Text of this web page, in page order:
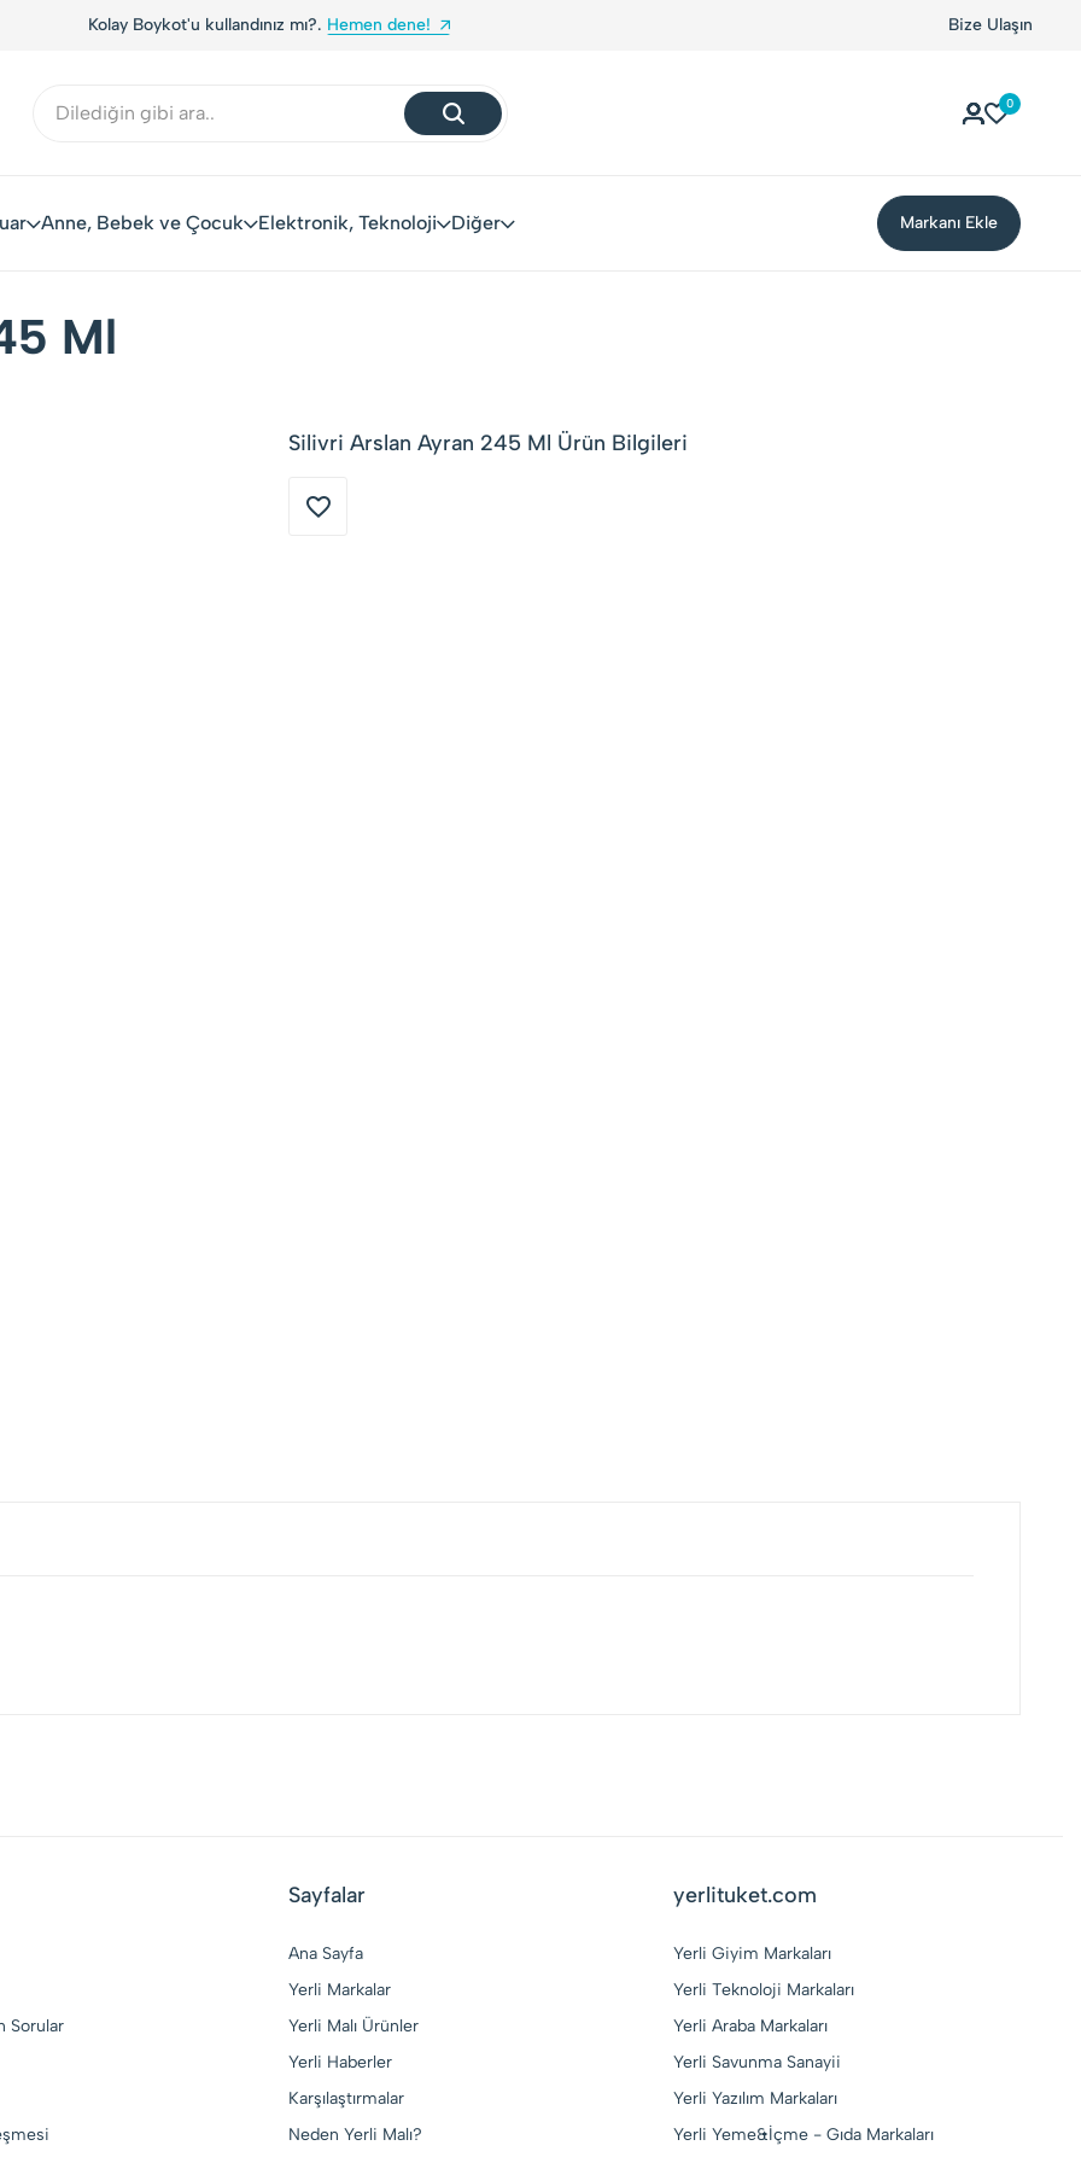
Kolay Boykot'u kullandınız mı?. Hemen dene! Bize Ulaşın
0
Anne, Bebek ve Çocuk Elektronik, Teknoloji Diğer Markanı Ekle
Ml
Silivri Arslan Ayran 245 Ml Ürün Bilgileri
Sorular
Sayfalar
Ana Sayfa
Yerli Markalar
Yerli Malı Ürünler
Yerli Haberler
Karşılaştırmalar
Neden Yerli Malı?
yerlituket.com
Yerli Giyim Markaları
Yerli Teknoloji Markaları
Yerli Araba Markaları
Yerli Savunma Sanayii
Yerli Yazılım Markaları
Yerli Yeme&İçme - Gıda Markaları